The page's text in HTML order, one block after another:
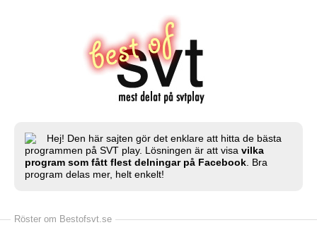
Hej! Den här sajten gör det enklare att hitta de bästa
programmen på SVT play. Lösningen är att visa vilka
program som fått flest delningar på Facebook . Bra
program delas mer, helt enkelt!
Röster om Bestofsvt.se